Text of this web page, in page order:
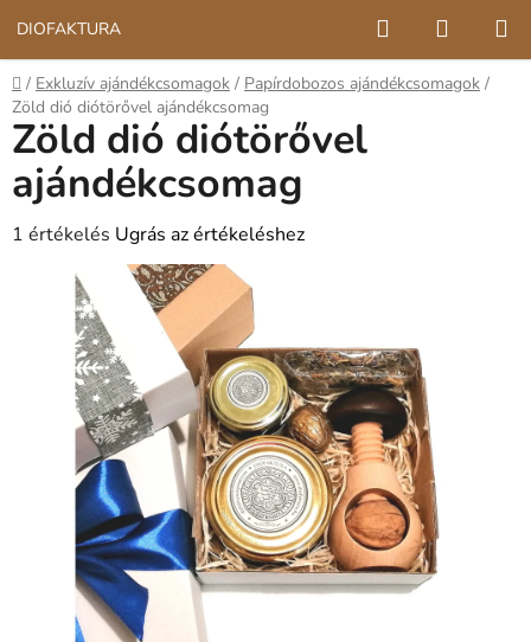
fő
tartalomhoz
DIÓFAKTÚRA KeresésKOSÁR
Kezdőlap
/ Exkluzív ajándékcsomagok / Papírdobozos ajándékcsomagok /
Zöld dió diótörővel ajándékcsomag
Zöld dió diótörővel
ajándékcsomag
A
értékelése
1 értékelés Ugrás az értékeléshez